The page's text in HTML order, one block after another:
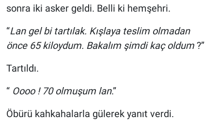
sonra iki asker geldi. Belli ki hemşehri.
“Lan gel bi tartılak. Kışlaya teslim olmadan
önce 65 kiloydum. Bakalım şimdi kaç oldum?”
Tartıldı.
“ Oooo ! 70 olmuşum lan.”
Öbürü kahkahalarla gülerek yanıt verdi.